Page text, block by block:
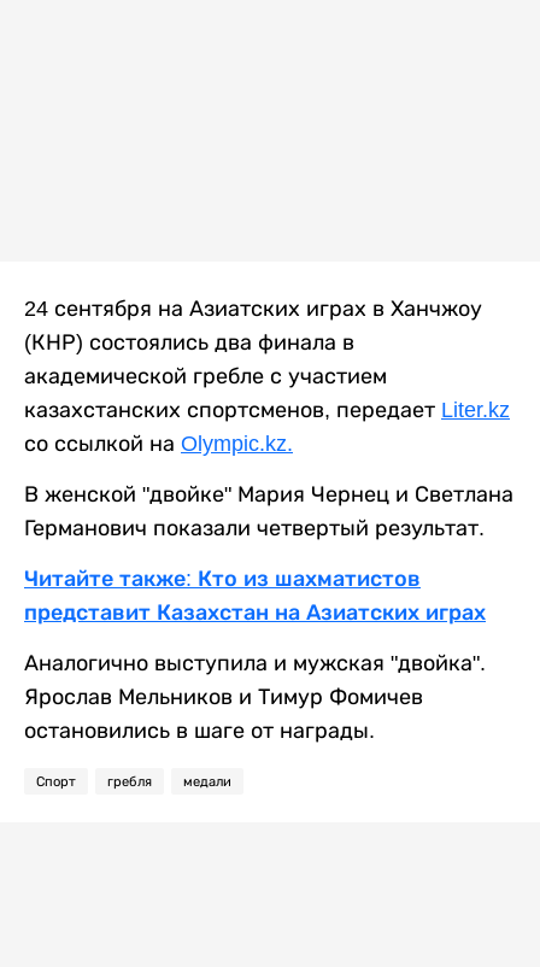
24 сентября на Азиатских играх в Ханчжоу
(КНР) состоялись два финала в
академической гребле с участием
казахстанских спортсменов, передает Liter.kz
со ссылкой на Olympic.kz.
В женской "двойке" Мария Чернец и Светлана
Германович показали четвертый результат.
Читайте также: Кто из шахматистов
представит Казахстан на Азиатских играх
Аналогично выступила и мужская "двойка".
Ярослав Мельников и Тимур Фомичев
остановились в шаге от награды.
Спорт гребля медали